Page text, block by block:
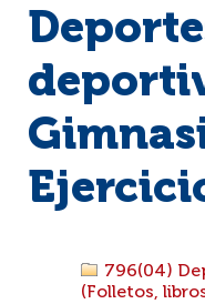
796(04)
(Folletos,